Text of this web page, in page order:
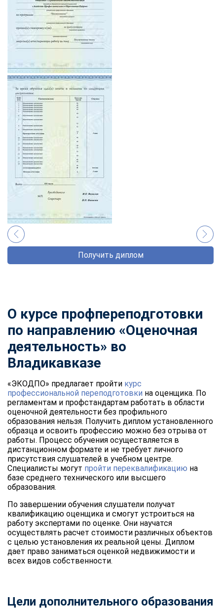
Получить диплом
О курсе профпереподготовки
по направлению «Оценочная
деятельность» во
Владикавказе
«ЭКОДПО» предлагает пройти курс
профессиональной переподготовки на оценщика. По
регламентам и профстандартам работать в области
оценочной деятельности без профильного
образования нельзя. Получить диплом установленного
образца и освоить профессию можно без отрыва от
работы. Процесс обучения осуществляется в
дистанционном формате и не требует личного
присутствия слушателей в учебном центре.
Специалисты могут пройти переквалификацию на
базе среднего технического или высшего
образования.
По завершении обучения слушатели получат
квалификацию оценщика и смогут устроиться на
работу экспертами по оценке. Они научатся
осуществлять расчет стоимости различных объектов
с целью установления их реальной цены. Диплом
дает право заниматься оценкой недвижимости и
всех видов собственности.
Цели дополнительного образования